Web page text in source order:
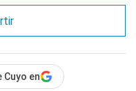
Cuyo en